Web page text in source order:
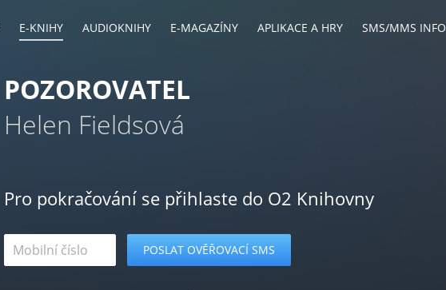
E-KNIHY AUDIOKNIHY E-MAGAZÍNY APLIKACE A HRY SMS/MMS INFO
POZOROVATEL
Helen Fieldsová
Pro pokračování se přihlaste do O2 Knihovny